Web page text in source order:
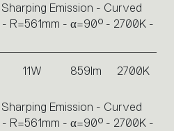
Emission - Curved
R=561mm - α=90° - 2700K -
11W 859lm 2700K
Emission - Curved
R=561mm - α=90° - 2700K -